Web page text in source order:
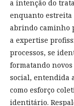
a intenção do
enquanto estreita
abrindo caminho
a expertise
processos, se
formatando
social, entendida
como esforço
identitário.